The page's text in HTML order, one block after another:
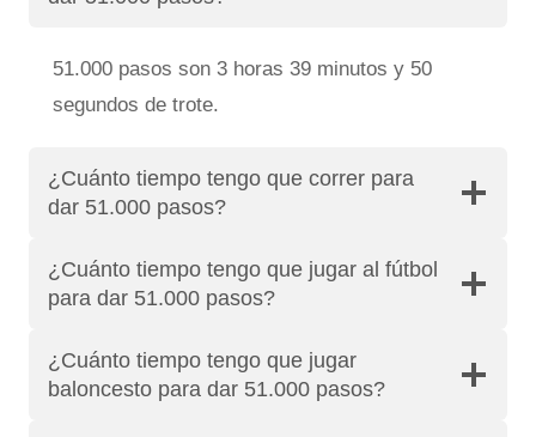
51.000 pasos son 3 horas 39 minutos y 50
segundos de trote.
¿Cuánto tiempo tengo que correr para
dar 51.000 pasos?
¿Cuánto tiempo tengo que jugar al fútbol
para dar 51.000 pasos?
¿Cuánto tiempo tengo que jugar
baloncesto para dar 51.000 pasos?